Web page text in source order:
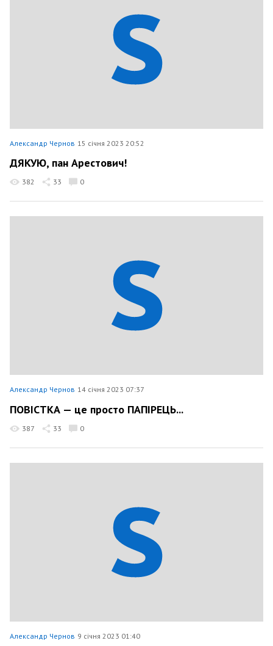
Александр Чернов 15 січня 2023 20:52
ДЯКУЮ, пан Арестович!
382 33 0
Александр Чернов 14 січня 2023 07:37
ПОВІСТКА — це просто ПАПІРЕЦЬ...
387 33 0
Александр Чернов 9 січня 2023 01:40